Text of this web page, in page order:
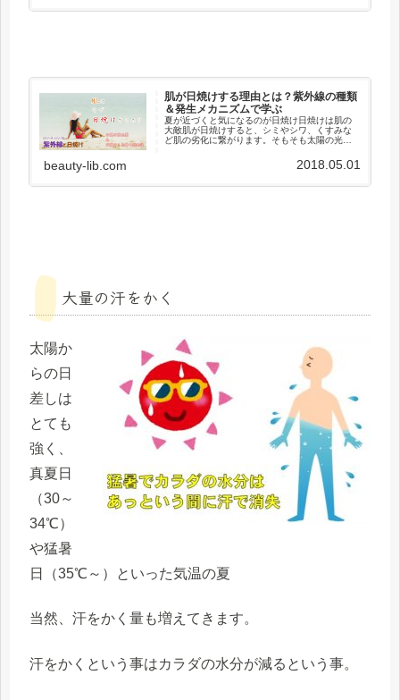
肌が日焼けする理由とは？紫外線の種類
＆発生メカニズムで学ぶ
夏が近づくと気になるのが日焼け日焼けは肌の
大敵肌が日焼けすると、シミやシワ、くすみな
ど肌の劣化に繋がります。そもそも太陽の光
るのでしょう？この記事では、「太陽の光につ
いて」「日焼けのメカニズム」とい...
beauty-lib.com 2018.05.01
大量の汗をかく
太陽か
らの日
差しは
とても
強く、
真夏日
（30～
34℃）
や猛暑
日（35℃～）といった気温の夏
当然、汗をかく量も増えてきます。
汗をかくという事はカラダの水分が減るという事。